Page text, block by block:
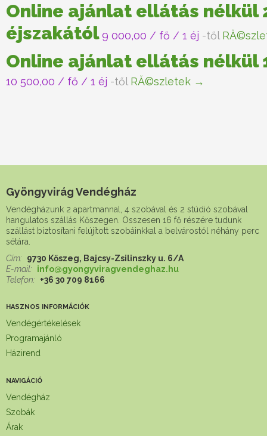
Online ajánlat ellátás nélkül
éjszakától 9 000,00 / fő / 1 éj -től
Online ajánlat ellátás nélkül
10 500,00 / fő / 1 éj -től RĂ©szletek →
Gyöngyvirág Vendégház
Vendégházunk 2 apartmannal, 4 szobával és 2 stúdió szobával
hangulatos szállás Kőszegen. Összesen 16 fő részére tudunk
szállást biztosítani felújított szobáinkkal a belvárostól néhány perc
sétára.
Cím:
9730 Kőszeg, Bajcsy-Zsilinszky u. 6/A
E-mail:
info@gyongyviragvendeghaz.hu
Telefon:
+36 30 709 8166
HASZNOS INFORMÁCIÓK
Vendégértékelések
Programajánló
Házirend
NAVIGÁCIÓ
Vendégház
Szobák
Árak